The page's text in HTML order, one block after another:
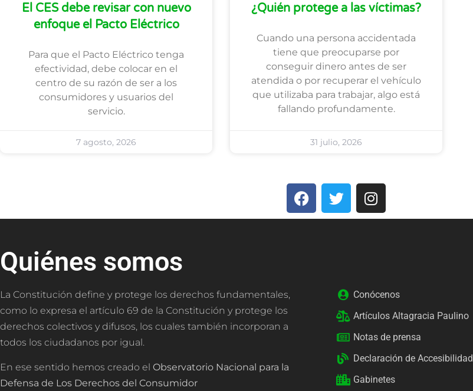
El CES debe revisar con nuevo
enfoque el Pacto Eléctrico
Para que el Pacto Eléctrico tenga
efectividad, debe colocar en el
centro de su razón de ser a los
consumidores y usuarios del
servicio.
7 agosto, 2026
¿Quién protege a las víctimas?
Cuando una persona accidentada
tiene que preocuparse por
conseguir dinero antes de ser
atendida o por recuperar el vehículo
que utilizaba para trabajar, algo está
fallando profundamente.
31 julio, 2026
Quiénes somos
La Constitución define y protege los derechos fundamentales,
como lo expresa el artículo 69 de la Constitución y protege los
derechos colectivos y difusos, los cuales también incorporan a
todos los ciudadanos por igual.
En ese sentido hemos creado el Observatorio Nacional para la
Defensa de Los Derechos del Consumidor
Conócenos
Artículos Altagracia Paulino
Notas de prensa
Declaración de Accesibilidad
Gabinetes